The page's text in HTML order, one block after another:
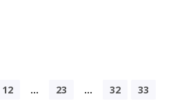
12 … 23 … 32 33